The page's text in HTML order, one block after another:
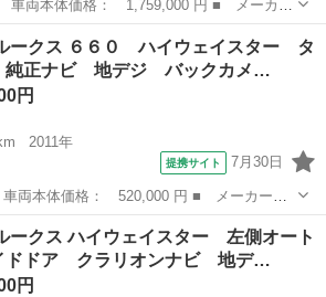
ークス ■ グレード名： ハイウェイス
ディション １年保証付・禁煙車・ディ
ークス ６６０ ハイウェイスター タ
正ナビ 地デジ バックカメ…
円
2011年
提携サイト 7月30日
ークス ■ グレード名： ６６０ ハイ
正ナビ 地デジ バックカメラ 禁煙車
ークス ハイウェイスター 左側オート
ドドア クラリオンナビ 地デ…
円